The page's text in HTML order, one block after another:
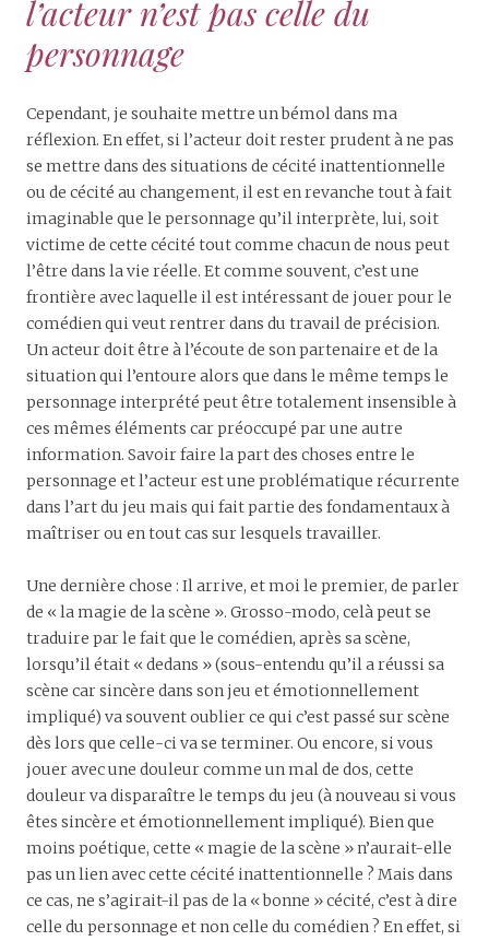
l’acteur n’est pas celle du
personnage
Cependant, je souhaite mettre un bémol dans ma
réflexion. En effet, si l’acteur doit rester prudent à ne pas
se mettre dans des situations de cécité inattentionnelle
ou de cécité au changement, il est en revanche tout à fait
imaginable que le personnage qu’il interprète, lui, soit
victime de cette cécité tout comme chacun de nous peut
l’être dans la vie réelle. Et comme souvent, c’est une
frontière avec laquelle il est intéressant de jouer pour le
comédien qui veut rentrer dans du travail de précision.
Un acteur doit être à l’écoute de son partenaire et de la
situation qui l’entoure alors que dans le même temps le
personnage interprété peut être totalement insensible à
ces mêmes éléments car préoccupé par une autre
information. Savoir faire la part des choses entre le
personnage et l’acteur est une problématique récurrente
dans l’art du jeu mais qui fait partie des fondamentaux à
maîtriser ou en tout cas sur lesquels travailler.
Une dernière chose : Il arrive, et moi le premier, de parler
de « la magie de la scène ». Grosso-modo, celà peut se
traduire par le fait que le comédien, après sa scène,
lorsqu’il était « dedans » (sous-entendu qu’il a réussi sa
scène car sincère dans son jeu et émotionnellement
impliqué) va souvent oublier ce qui c’est passé sur scène
dès lors que celle-ci va se terminer. Ou encore, si vous
jouer avec une douleur comme un mal de dos, cette
douleur va disparaître le temps du jeu (à nouveau si vous
êtes sincère et émotionnellement impliqué). Bien que
moins poétique, cette « magie de la scène » n’aurait-elle
pas un lien avec cette cécité inattentionnelle ? Mais dans
ce cas, ne s’agirait-il pas de la « bonne » cécité, c’est à dire
celle du personnage et non celle du comédien ? En effet, si